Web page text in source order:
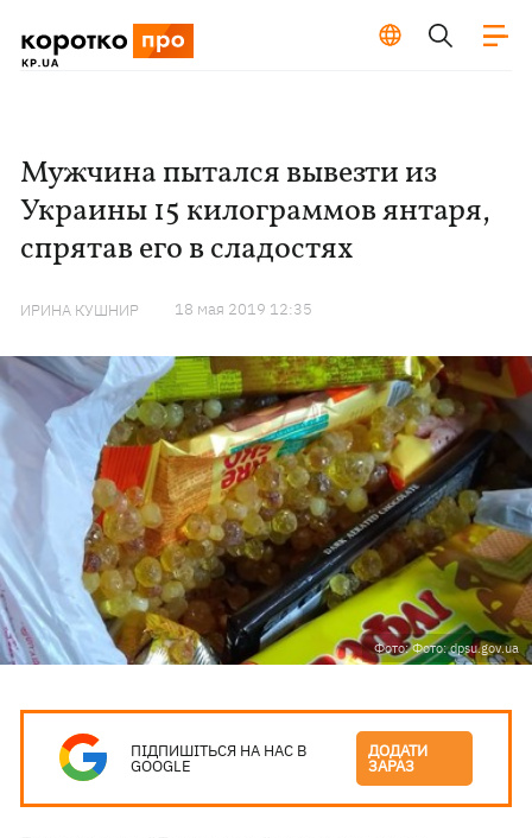
Мужчина пытался вывезти из
Украины 15 килограммов янтаря,
спрятав его в сладостях
ИРИНА КУШНИР 18 мая 2019 12:35
Фото: Фото: dpsu.gov.ua
ПІДПИШІТЬСЯ НА НАС В
GOOGLE
ДОДАТИ
ЗАРАЗ